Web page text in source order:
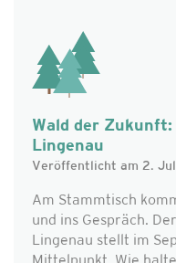
Wald der
Lingenau
Veröffentlicht am 2.
Am Stammtisch
und ins Gespräch.
Lingenau stellt im